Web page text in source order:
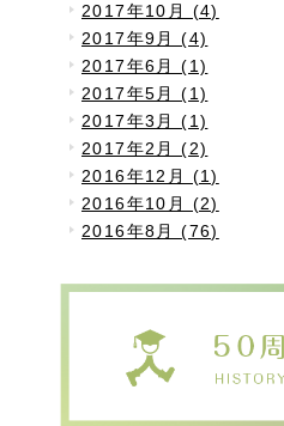
2017年10月 (4)
2017年9月 (4)
2017年6月 (1)
2017年5月 (1)
2017年3月 (1)
2017年2月 (2)
2016年12月 (1)
2016年10月 (2)
2016年8月 (76)